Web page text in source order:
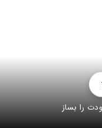
را بساز